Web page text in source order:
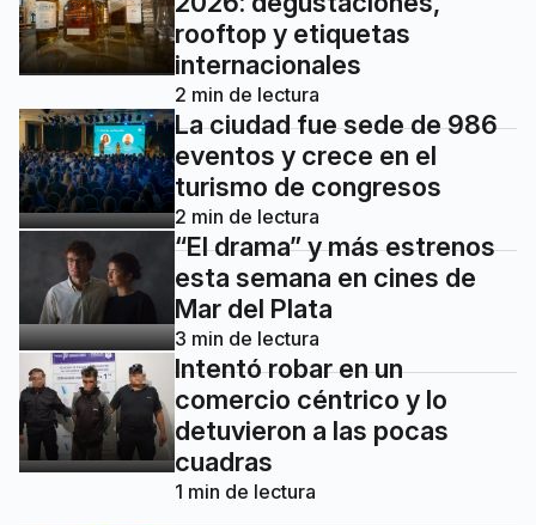
rooftop y etiquetas
internacionales
2 min de lectura
La ciudad fue sede de 986
eventos y crece en el
turismo de congresos
2 min de lectura
“El drama” y más estrenos
esta semana en cines de
Mar del Plata
3 min de lectura
Intentó robar en un
comercio céntrico y lo
detuvieron a las pocas
cuadras
1 min de lectura